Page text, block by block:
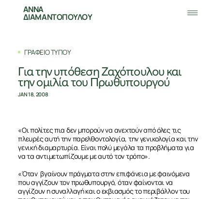
ΑΝΝΑ
ΔΙΑΜΑΝΤΟΠΟΥΛΟΥ
ΓΡΑΦΕΙΟ ΤΥΠΟΥ
Για την υπόθεση Ζαχόπουλου και
την ομιλία του Πρωθυπουργού
JAN 18, 2008
«Οι πολίτες πια δεν μπορούν να ανεχτούν από όλες τις
πλευρές αυτή την παρελθοντολογία, την γενικολογία και την
γενική διαμαρτυρία. Είναι πολύ μεγάλα τα προβλήματα για
να τα αντιμετωπίζουμε με αυτό τον τρόπο».
«Όταν βγαίνουν πράγματα στην επιφάνεια με φαινόμενα
που αγγίζουν τον πρωθυπουργό, όταν φαίνονται να
αγγίζουν η συναλλαγή και ο εκβιασμός το περιβάλλον του